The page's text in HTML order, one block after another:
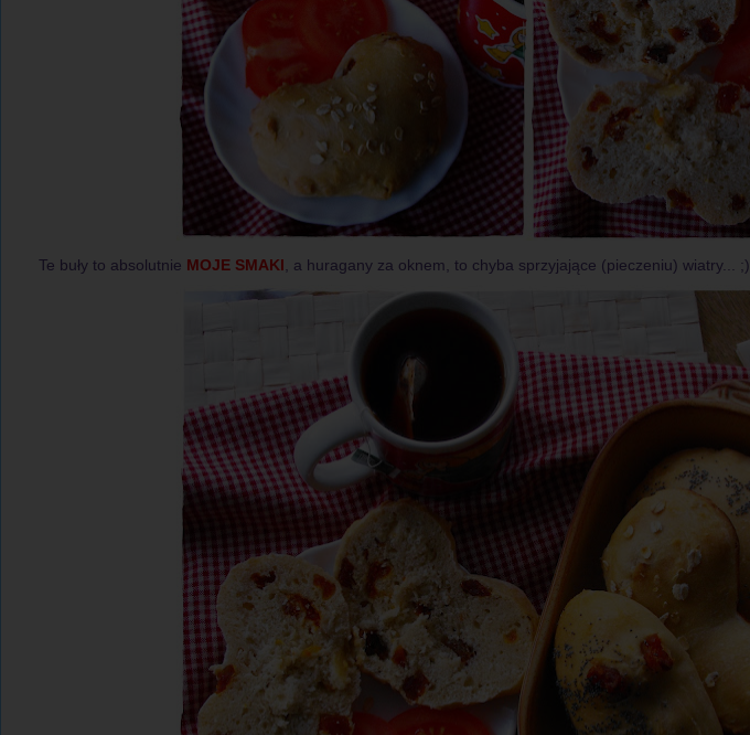
Te buły to absolutnie MOJE SMAKI , a huragany za oknem, to chyba sprzyjające (pieczeniu) wiatry... ;)